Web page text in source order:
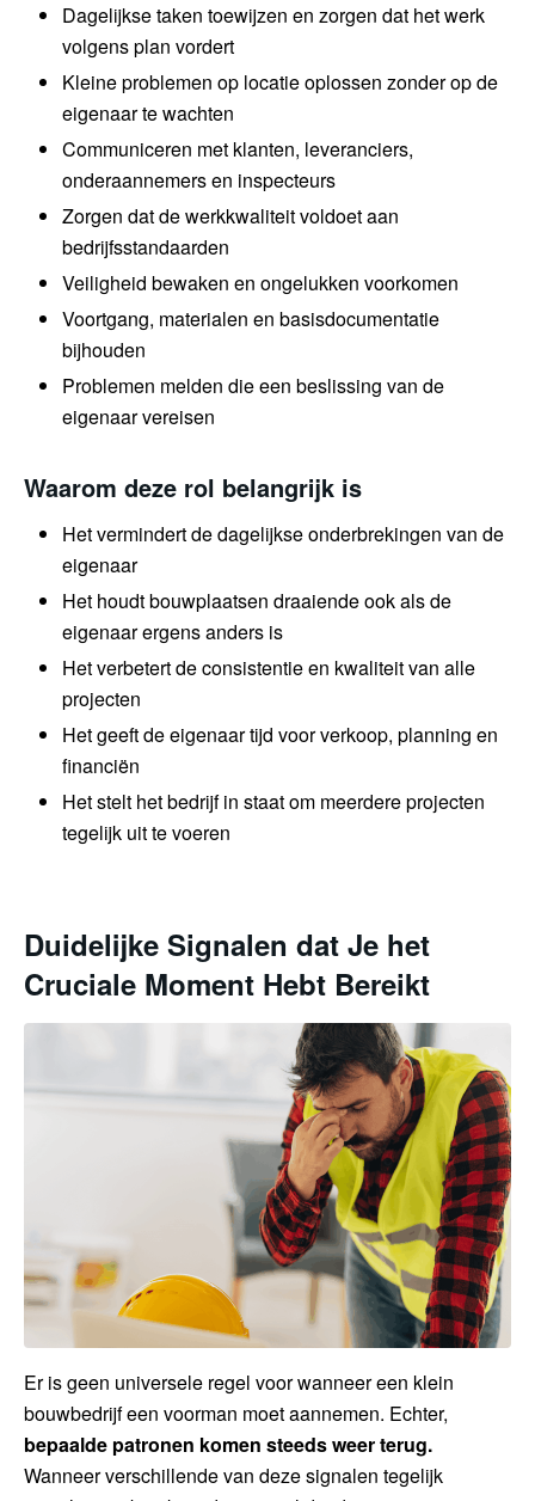
Dagelijkse taken toewijzen en zorgen dat het werk
volgens plan vordert
Kleine problemen op locatie oplossen zonder op de
eigenaar te wachten
Communiceren met klanten, leveranciers,
onderaannemers en inspecteurs
Zorgen dat de werkkwaliteit voldoet aan
bedrijfsstandaarden
Veiligheid bewaken en ongelukken voorkomen
Voortgang, materialen en basisdocumentatie
bijhouden
Problemen melden die een beslissing van de
eigenaar vereisen
Waarom deze rol belangrijk is
Het vermindert de dagelijkse onderbrekingen van de
eigenaar
Het houdt bouwplaatsen draaiende ook als de
eigenaar ergens anders is
Het verbetert de consistentie en kwaliteit van alle
projecten
Het geeft de eigenaar tijd voor verkoop, planning en
financiën
Het stelt het bedrijf in staat om meerdere projecten
tegelijk uit te voeren
Duidelijke Signalen dat Je het
Cruciale Moment Hebt Bereikt
Er is geen universele regel voor wanneer een klein
bouwbedrijf een voorman moet aannemen. Echter,
bepaalde patronen komen steeds weer terug.
Wanneer verschillende van deze signalen tegelijk